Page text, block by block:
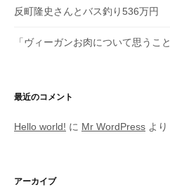
ン
反町隆史さんとバス釣り536万円
「ヴィーガンお肉について思うこと
最近のコメント
Hello world! に Mr WordPress より
アーカイブ